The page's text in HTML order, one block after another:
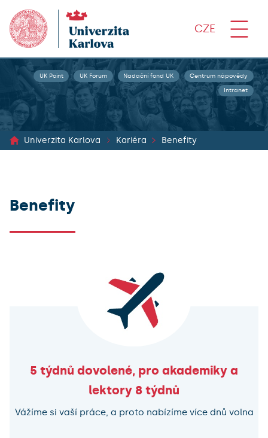
CZE
UK Point UK Forum Nadační fond UK Centrum nápovědy
Intranet
Univerzita Karlova Kariéra Benefity
Benefity
5 týdnů dovolené, pro akademiky a
lektory 8 týdnů
Vážíme si vaší práce, a proto nabízíme více dnů volna